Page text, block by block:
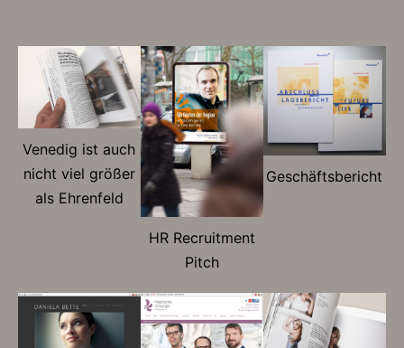
Venedig ist auch
nicht viel größer
als Ehrenfeld
HR Recruitment
Pitch
Geschäftsbericht